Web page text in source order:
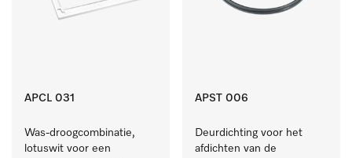
APCL 031
Was-droogcombinatie,
lotuswit voor een
APST 006
Deurdichting voor het
afdichten van de